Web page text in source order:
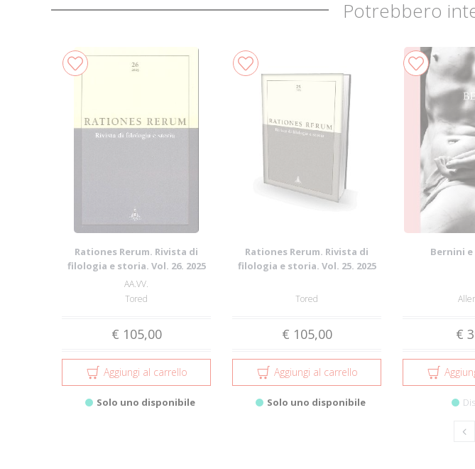
Potrebbero
Rationes Rerum. Rivista di
filologia e storia. Vol. 26. 2025
AA.VV.
Tored
€ 105,00
Aggiungi al carrello
Solo uno disponibile
Rationes Rerum. Rivista di
filologia e storia. Vol. 25. 2025
Tored
€ 105,00
Aggiungi al carrello
Solo uno disponibile
Bernini
€